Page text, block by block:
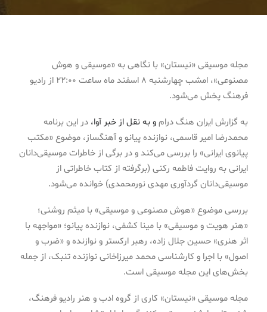
مجله موسیقی «نیستان» با نگاهی به «موسیقی و هوش
مصنوعی»، امشب چهارشنبه 8 اسفند‌ ماه ساعت 22:00 از رادیو
فرهنگ پخش می‌شود.
به گزارش ایران هنگ درامو به نقل از خبر آوا، در این برنامه
محمدرضا امیر قاسمی، نوازنده پیانو و آهنگساز، موضوع «مکتب
پیانوی ایرانی» را بررسی می‌کند و در برگی از خاطرات موسیقی‌دانان
ایرانی به روایت فاطمه رکنی (برگرفته از کتاب خاطراتی از
موسیقی‌دانان گردآوری مهدی نورمحمدی) خوانده می‌شود.
بررسی موضوع «هوش مصنوعی و موسیقی» با میثم روشنی؛
«هنر هویت و موسیقی» با مینا کشفی، نوازنده پیانو؛ «مواجهه با
اثر هنری» حسین جلال زاده، رهبر ارکستر و نوازنده و «ضرب و
اصول» با اجرا و کارشناسی محمد میرزاخانی نوازنده تنبک، از جمله
بخش‌های این مجله موسیقی است.
مجله موسیقی «نیستان» کاری از گروه ادب و‌ هنر رادیو فرهنگ،